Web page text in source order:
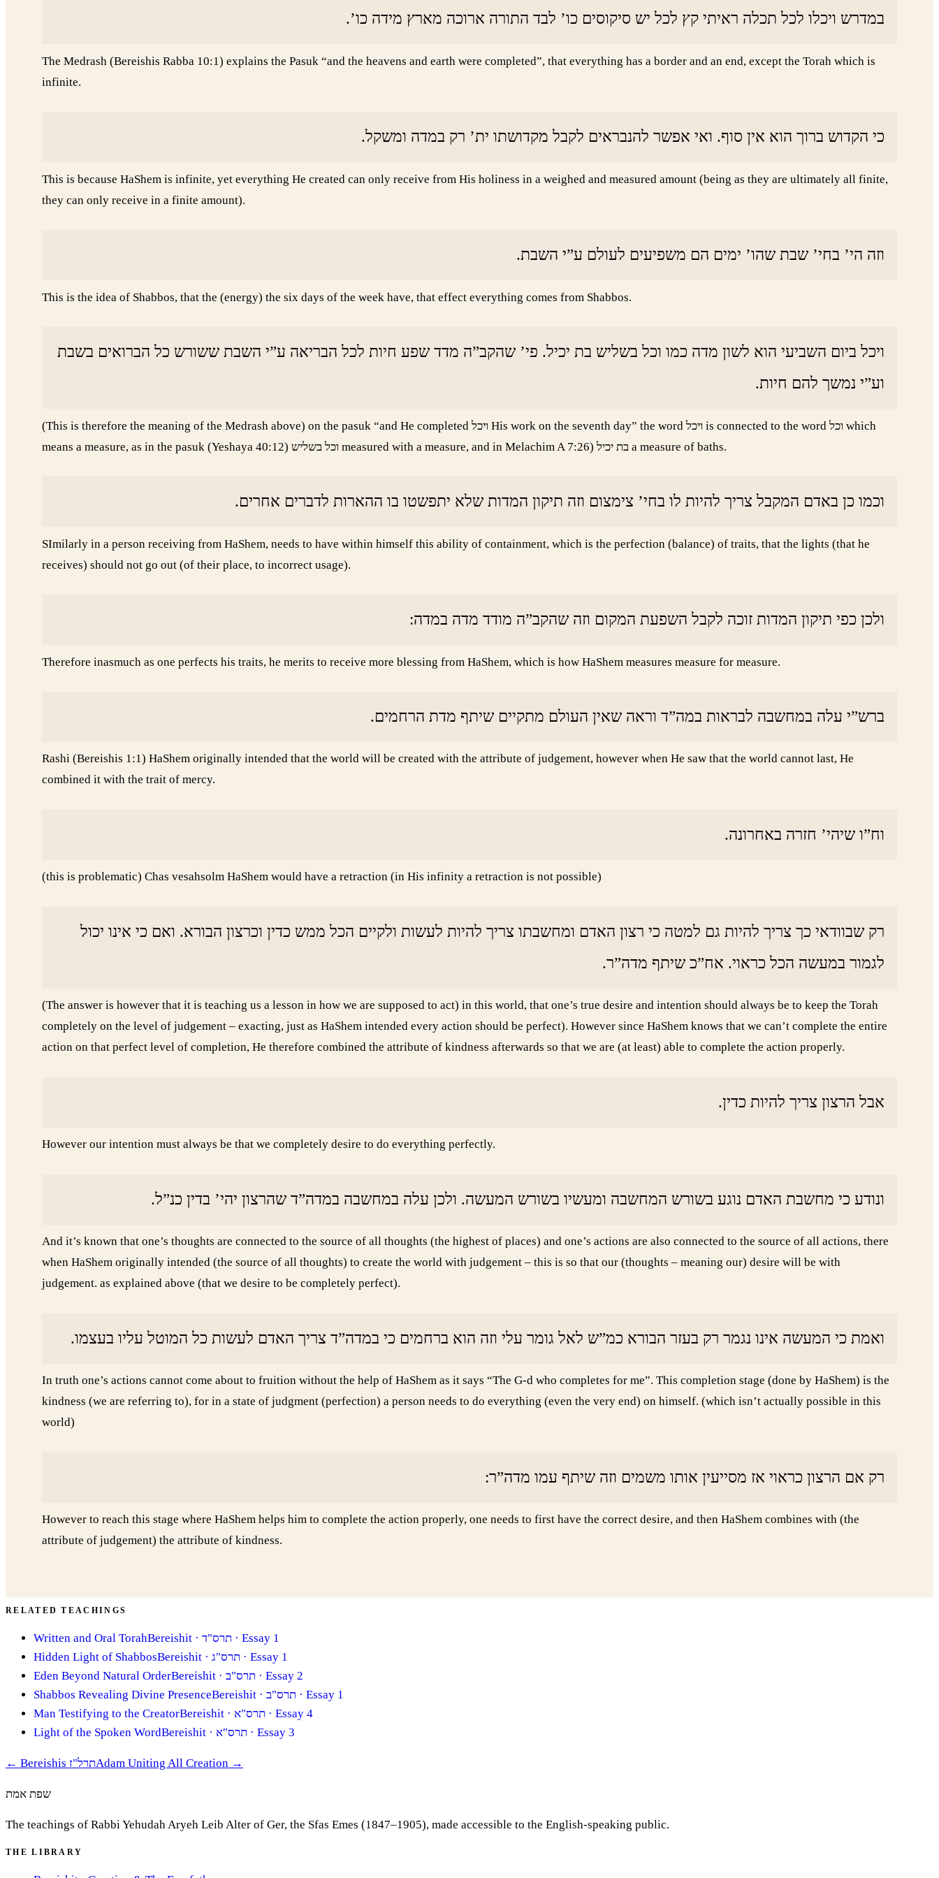
במדרש ויכלו לכל תכלה ראיתי קץ לכל יש סיקוסים כו’ לבד התורה ארוכה מארץ מידה כו’.
The Medrash (Bereishis Rabba 10:1) explains the Pasuk “and the heavens and earth were completed”, that everything has a border and an end, except the Torah which is
infinite.
כי הקדוש ברוך הוא אין סוף. ואי אפשר להנבראים לקבל מקדושתו ית’ רק במדה ומשקל.
This is because HaShem is infinite, yet everything He created can only receive from His holiness in a weighed and measured amount (being as they are ultimately all finite,
they can only receive in a finite amount).
וזה הי’ בחי’ שבת שהו’ ימים הם משפיעים לעולם ע”י השבת.
This is the idea of Shabbos, that the (energy) the six days of the week have, that effect everything comes from Shabbos.
ויכל ביום השביעי הוא לשון מדה כמו וכל בשליש בת יכיל. פי’ שהקב”ה מדד שפע חיות לכל הבריאה ע”י השבת ששורש כל הברואים בשבת
וע”י נמשך להם חיות.
(This is therefore the meaning of the Medrash above) on the pasuk “and He completed ויכל His work on the seventh day” the word ויכל is connected to the word וכל which
means a measure, as in the pasuk (Yeshaya 40:12) וכל בשליש measured with a measure, and in Melachim A 7:26) בת יכיל a measure of baths.
וכמו כן באדם המקבל צריך להיות לו בחי’ צימצום וזה תיקון המדות שלא יתפשטו בו ההארות לדברים אחרים.
SImilarly in a person receiving from HaShem, needs to have within himself this ability of containment, which is the perfection (balance) of traits, that the lights (that he
receives) should not go out (of their place, to incorrect usage).
ולכן כפי תיקון המדות זוכה לקבל השפעת המקום וזה שהקב”ה מודד מדה במדה:
Therefore inasmuch as one perfects his traits, he merits to receive more blessing from HaShem, which is how HaShem measures measure for measure.
ברש”י עלה במחשבה לבראות במה”ד וראה שאין העולם מתקיים שיתף מדת הרחמים.
Rashi (Bereishis 1:1) HaShem originally intended that the world will be created with the attribute of judgement, however when He saw that the world cannot last, He
combined it with the trait of mercy.
וח”ו שיהי’ חזרה באחרונה.
(this is problematic) Chas vesahsolm HaShem would have a retraction (in His infinity a retraction is not possible)
רק שבוודאי כך צריך להיות גם למטה כי רצון האדם ומחשבתו צריך להיות לעשות ולקיים הכל ממש כדין וכרצון הבורא. ואם כי אינו יכול
לגמור במעשה הכל כראוי. אח”כ שיתף מדה”ר.
(The answer is however that it is teaching us a lesson in how we are supposed to act) in this world, that one’s true desire and intention should always be to keep the Torah
completely on the level of judgement – exacting, just as HaShem intended every action should be perfect). However since HaShem knows that we can’t complete the entire
action on that perfect level of completion, He therefore combined the attribute of kindness afterwards so that we are (at least) able to complete the action properly.
אבל הרצון צריך להיות כדין.
However our intention must always be that we completely desire to do everything perfectly.
ונודע כי מחשבת האדם נוגע בשורש המחשבה ומעשיו בשורש המעשה. ולכן עלה במחשבה במדה”ד שהרצון יהי’ בדין כנ”ל.
And it’s known that one’s thoughts are connected to the source of all thoughts (the highest of places) and one’s actions are also connected to the source of all actions, there
when HaShem originally intended (the source of all thoughts) to create the world with judgement – this is so that our (thoughts – meaning our) desire will be with
judgement. as explained above (that we desire to be completely perfect).
ואמת כי המעשה אינו נגמר רק בעזר הבורא כמ”ש לאל גומר עלי וזה הוא ברחמים כי במדה”ד צריך האדם לעשות כל המוטל עליו בעצמו.
In truth one’s actions cannot come about to fruition without the help of HaShem as it says “The G-d who completes for me”. This completion stage (done by HaShem) is the
kindness (we are referring to), for in a state of judgment (perfection) a person needs to do everything (even the very end) on himself. (which isn’t actually possible in this
world)
רק אם הרצון כראוי אז מסייעין אותו משמים וזה שיתף עמו מדה”ר:
However to reach this stage where HaShem helps him to complete the action properly, one needs to first have the correct desire, and then HaShem combines with (the
attribute of judgement) the attribute of kindness.
RELATED TEACHINGS
Written and Oral TorahBereishit · תרס"ד · Essay 1
Hidden Light of ShabbosBereishit · תרס"ג · Essay 1
Eden Beyond Natural OrderBereishit · תרס"ב · Essay 2
Shabbos Revealing Divine PresenceBereishit · תרס"ב · Essay 1
Man Testifying to the CreatorBereishit · תרס"א · Essay 4
Light of the Spoken WordBereishit · תרס"א · Essay 3
← Bereishis תרל"זAdam Uniting All Creation →
שפת אמת
The teachings of Rabbi Yehudah Aryeh Leib Alter of Ger, the Sfas Emes (1847–1905), made accessible to the English-speaking public.
THE LIBRARY